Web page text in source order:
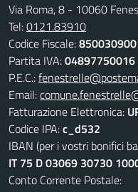
Via Roma, 8 - 10060
Tel:0121.83910
Codice Fiscale:
Partita IVA:04897750016
P.E.C.:
Email:
Fatturazione Elettronica:
Codice IPA:c_d532
IBAN (per i vostri bonifici
IT 75 D 03069 30730
Conto Corrente Postale: